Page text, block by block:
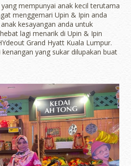
mempunyai anak kecil terutama
menggemari Upin & Ipin anda
kesayangan anda untuk
lagi menarik di Upin & Ipin
Grand Hyatt Kuala Lumpur.
yang sukar dilupakan buat